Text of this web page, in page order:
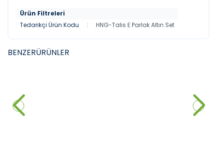
Ürün Filtreleri
Tedarikçi Ürün Kodu
: HNG-Talis E Parlak Altın Set
BENZERÜRÜNLER
Banyo Bataryası, Tepe ve El
Duşu Seti
52.832,00
SmartControl Rainshower
SmartActive 310 Ankastre
Termostatik Duş Seti, Altın